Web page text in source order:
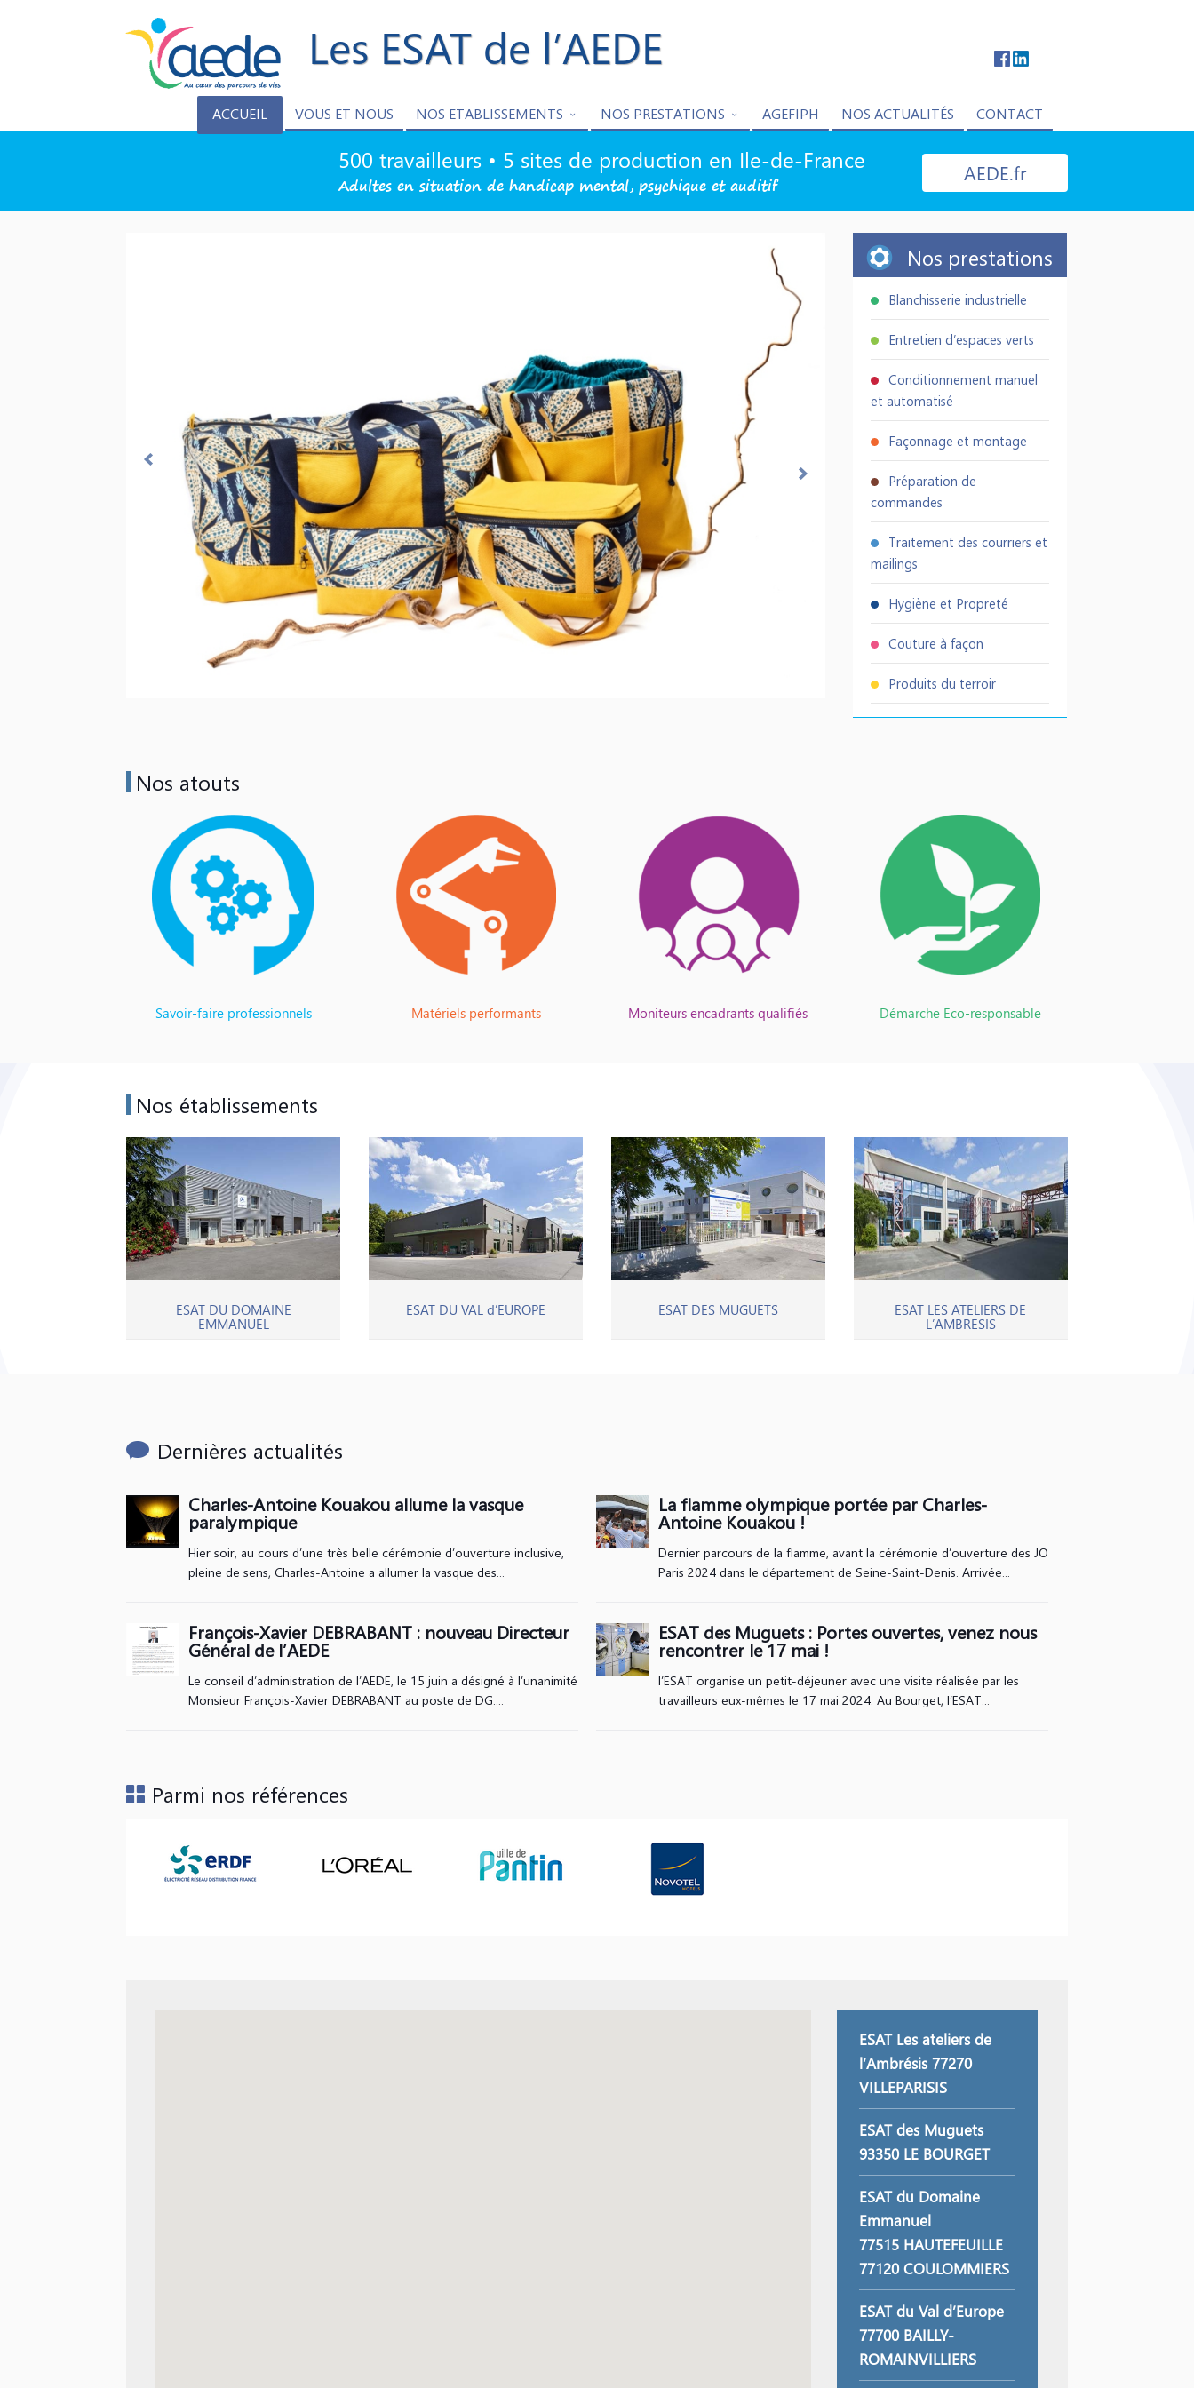
Les ESAT de l’AEDE
ACCUEIL VOUS ET NOUS NOS ETABLISSEMENTS NOS PRESTATIONS AGEFIPH NOS ACTUALITÉS CONTACT
500 travailleurs • 5 sites de production en Ile-de-France
Adultes en situation de handicap mental, psychique et auditif AEDE.fr
Nos prestations
Blanchisserie industrielle
Entretien d’espaces verts
Conditionnement manuel
et automatisé
Façonnage et montage
Préparation de
commandes
Traitement des courriers et
mailings
Hygiène et Propreté
Couture à façon
Produits du terroir
Nos atouts
Savoir-faire professionnels Matériels performants Moniteurs encadrants qualifiés Démarche Eco-responsable
Nos établissements
ESAT DU DOMAINE
EMMANUEL
ESAT DU VAL d’EUROPE ESAT DES MUGUETS
ESAT LES ATELIERS DE
L’AMBRESIS
Dernières actualités
Charles-Antoine Kouakou allume la vasque
paralympique
Hier soir, au cours d’une très belle cérémonie d’ouverture inclusive,
pleine de sens, Charles-Antoine a allumer la vasque des...
La flamme olympique portée par Charles-
Antoine Kouakou !
Dernier parcours de la flamme, avant la cérémonie d’ouverture des JO
Paris 2024 dans le département de Seine-Saint-Denis. Arrivée...
François-Xavier DEBRABANT : nouveau Directeur
Général de l’AEDE
Le conseil d’administration de l’AEDE, le 15 juin a désigné à l’unanimité
Monsieur François-Xavier DEBRABANT au poste de DG....
ESAT des Muguets : Portes ouvertes, venez nous
rencontrer le 17 mai !
l’ESAT organise un petit-déjeuner avec une visite réalisée par les
travailleurs eux-mêmes le 17 mai 2024. Au Bourget, l’ESAT...
Parmi nos références
ESAT Les ateliers de
l’Ambrésis 77270
VILLEPARISIS
ESAT des Muguets
93350 LE BOURGET
ESAT du Domaine
Emmanuel
77515 HAUTEFEUILLE
77120 COULOMMIERS
ESAT du Val d’Europe
77700 BAILLY-
ROMAINVILLIERS